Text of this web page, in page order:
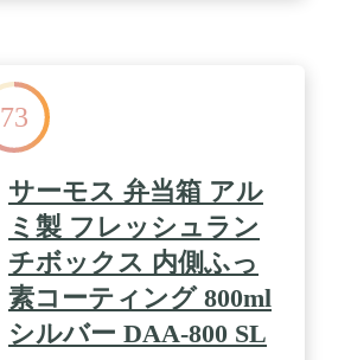
73
サーモス 弁当箱 アル
ミ製 フレッシュラン
チボックス 内側ふっ
素コーティング 800ml
シルバー DAA-800 SL